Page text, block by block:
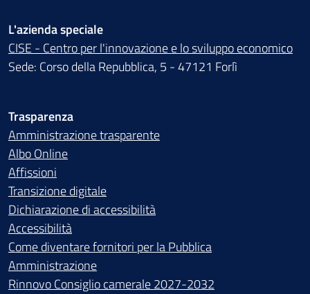
L'azienda speciale
CISE - Centro per l'innovazione e lo sviluppo economico
Sede: Corso della Repubblica, 5 - 47121 Forlì
Trasparenza
Amministrazione trasparente
Albo Online
Affissioni
Transizione digitale
Dichiarazione di accessibilità
Accessibilità
Come diventare fornitori per la Pubblica
Amministrazione
Rinnovo Consiglio camerale 2027-2032